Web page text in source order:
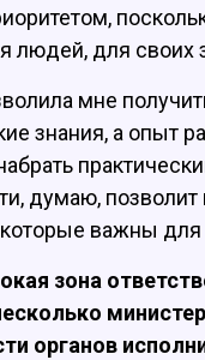
людей, для своих
мне
знания, а опыт
думаю,
которые важны
зона
органов